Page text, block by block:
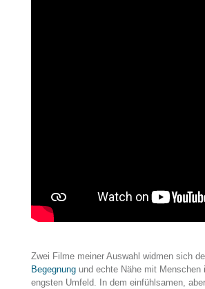
Zwei Filme meiner Auswahl widmen sich
Begegnungund echte Nähe mit Menschen
engsten Umfeld. In dem einfühlsamen,